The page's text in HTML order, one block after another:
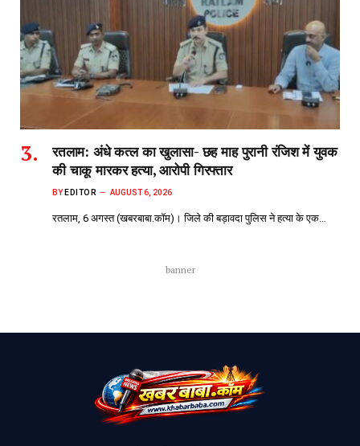
रतलाम: अंधे कत्ल का खुलासा- छह माह पुरानी रंजिश में युवक
की चाकू मारकर हत्या, आरोपी गिरफ्तार
BY EDITOR AUGUST 6, 2026
रतलाम, 6 अगस्त (खबरबाबा.कॉम)। जिले की बड़ावदा पुलिस ने हत्या के एक…
banner